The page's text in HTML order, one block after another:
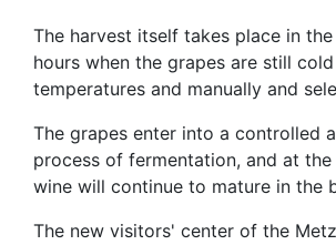
The harvest itself takes place in
hours when the grapes are still
temperatures and manually and
The grapes enter into a controlled
process of fermentation, and at
wine will continue to mature in the
The new visitors' center of the